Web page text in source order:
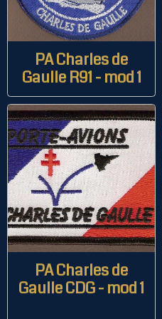
PA Charles de
Gaulle R91 - mod 1
PA Charles de
Gaulle CDG - mod 1